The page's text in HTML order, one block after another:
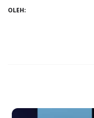
dalam memantau
OLEH: